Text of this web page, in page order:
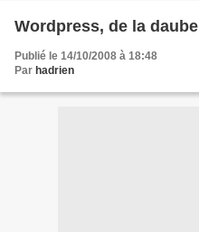
Wordpress, de la daube
Publié le 14/10/2008 à 18:48
Par hadrien